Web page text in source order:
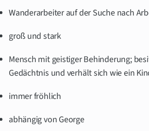
Wanderarbeiter auf der Suche nach
groß und stark
Mensch mit geistiger Behinderung;
Gedächtnis und verhält sich wie ein
immer fröhlich
abhängig von George